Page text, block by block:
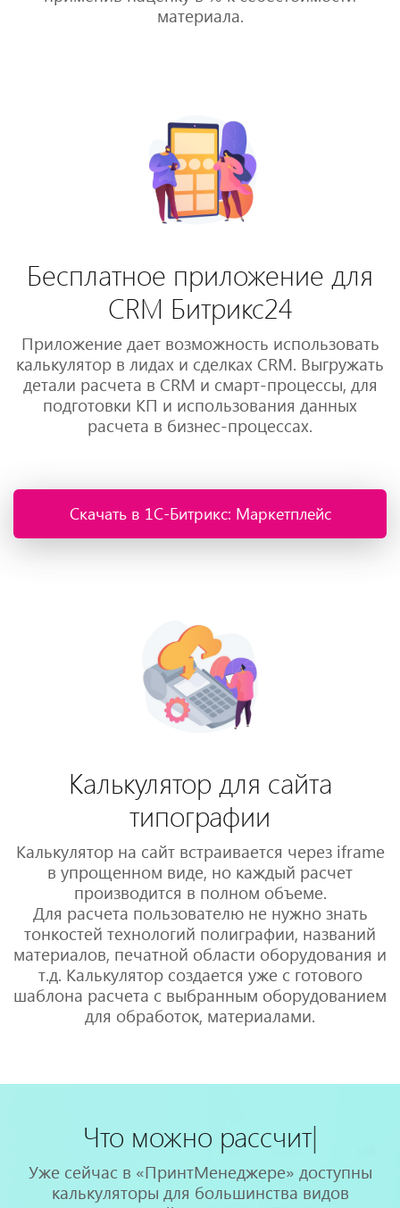
материала.
Бесплатное приложение для
CRM Битрикс24
Приложение дает возможность использовать
калькулятор в лидах и сделках CRM. Выгружать
детали расчета в CRM и смарт-процессы, для
подготовки КП и использования данных
расчета в бизнес-процессах.
Скачать в 1С-Битрикс: Маркетплейс
Калькулятор для сайта
типографии
Калькулятор на сайт встраивается через iframe
в упрощенном виде, но каждый расчет
производится в полном объеме.
Для расчета пользователю не нужно знать
тонкостей технологий полиграфии, названий
материалов, печатной области оборудования и
т.д. Калькулятор создается уже с готового
шаблона расчета с выбранным оборудованием
для обработок, материалами.
Что можнорассчитать?
Уже сейчас в «ПринтМенеджере» доступны
калькуляторы для большинства видов